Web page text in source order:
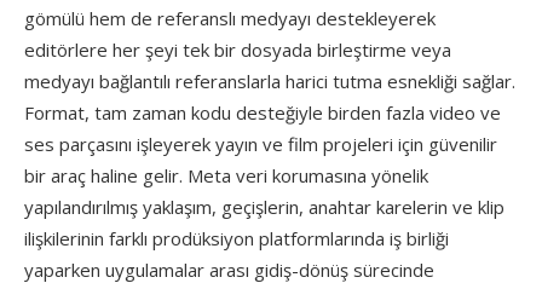
gömülü hem de referanslı medyayı destekleyerek
editörlere her şeyi tek bir dosyada birleştirme veya
medyayı bağlantılı referanslarla harici tutma esnekliği sağlar.
Format, tam zaman kodu desteğiyle birden fazla video ve
ses parçasını işleyerek yayın ve film projeleri için güvenilir
bir araç haline gelir. Meta veri korumasına yönelik
yapılandırılmış yaklaşım, geçişlerin, anahtar karelerin ve klip
ilişkilerinin farklı prodüksiyon platformlarında iş birliği
yaparken uygulamalar arası gidiş-dönüş sürecinde